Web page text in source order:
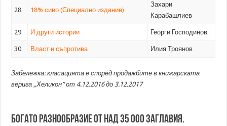
28 18% сиво (Специално издание)
Захари
Карабашлиев
29 И други истории Георги Господинов
30 Власт и съпротива Илия Троянов
Забележка: класацията е според продажбите в книжарската
верига „Хеликон“ от 4.12.2016 до 3.12.2017
Богато разнообразие от над 35 000 заглавия.